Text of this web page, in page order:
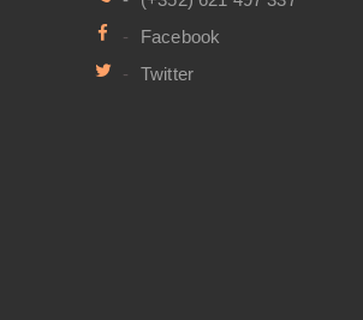
Facebook
Twitter